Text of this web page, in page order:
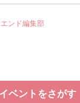
ンド編集部
イベントをさがす